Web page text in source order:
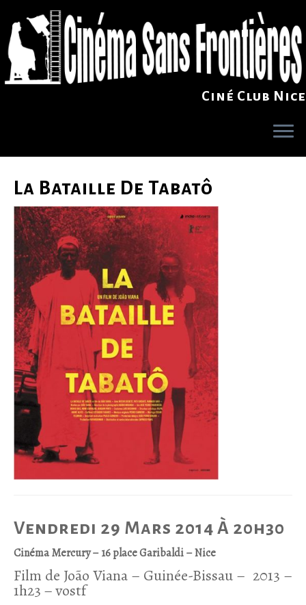
content
Ciné Club Nice
La Bataille De Tabatô
Vendredi 29 Mars 2014 À 20h30
Cinéma Mercury – 16 place Garibaldi – Nice
Film de João Viana – Guinée-Bissau – 2013 –
1h23 – vostf